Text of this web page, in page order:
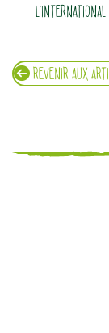
REVENIR AUX